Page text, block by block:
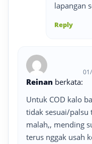
lapangan
Reply
Reinan berkata:
Untuk COD kalo
tidak sesuai/palsu
malah,, mending
terus nggak usah